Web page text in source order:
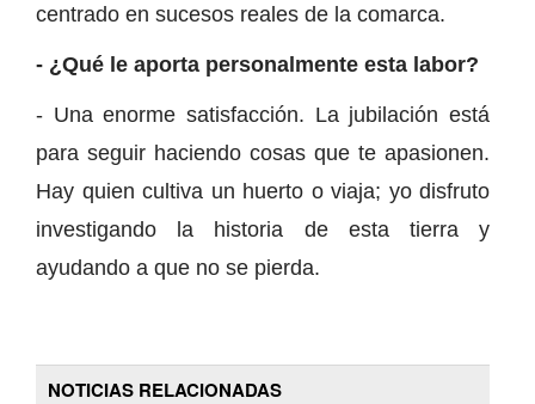
centrado en sucesos reales de la comarca.
- ¿Qué le aporta personalmente esta labor?
- Una enorme satisfacción. La jubilación está
para seguir haciendo cosas que te apasionen.
Hay quien cultiva un huerto o viaja; yo disfruto
investigando la historia de esta tierra y
ayudando a que no se pierda.
NOTICIAS RELACIONADAS